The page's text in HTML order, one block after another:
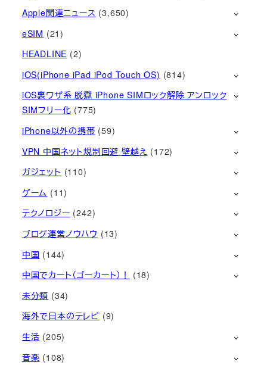
Apple関連ニュース (3,650)
eSIM (21)
HEADLINE (2)
iOS(iPhone iPad iPod Touch OS) (814)
iOS裏ワザ系 脱獄 iPhone SIMロック解除 アンロック
SIMフリー化 (775)
iPhone以外の携帯 (59)
VPN 中国ネット規制回避 壁越え (172)
ガジェット (110)
ゲーム (11)
テクノロジー (242)
ブログ運営ノウハウ (13)
中国 (144)
中国でカート（ゴーカート）！
(18)
未分類 (34)
海外で日本のテレビ (9)
生活 (205)
音楽 (108)